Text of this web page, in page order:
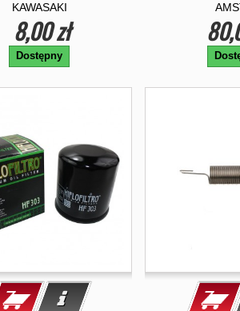
KAWASAKI
8,00 zł
Dostępny